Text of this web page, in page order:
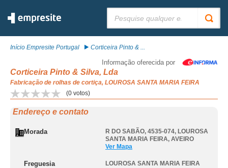
Início Empresite Portugal Corticeira Pinto & ...
Informação oferecida por
Corticeira Pinto & Silva, Lda
Fabricação de rolhas de cortiça, LOUROSA SANTA MARIA FEIRA
(0 votos)
Endereço e contato
Morada R DO SABÃO, 4535-074, LOUROSA
SANTA MARIA FEIRA, AVEIRO
Ver Mapa
Freguesia LOUROSA SANTA MARIA FEIRA